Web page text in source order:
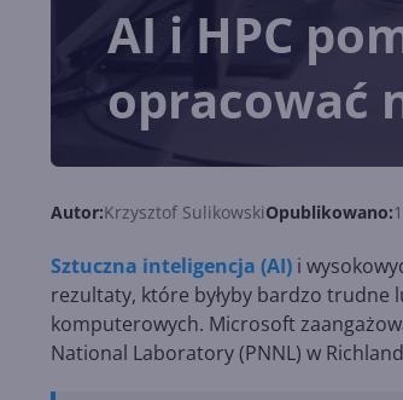
AI i HPC
opracować
Autor:Krzysztof SulikowskiOpublikowano:
Sztuczna inteligencja (AI) i
rezultaty, które byłyby bardzo trudne
komputerowych. Microsoft
National Laboratory (PNNL) w